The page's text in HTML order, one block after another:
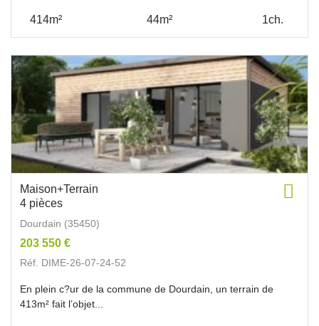
414m² 44m² 1ch.
Maison+Terrain
4 pièces
Dourdain (35450)
203 550 €
Réf. DIME-26-07-24-52
En plein c?ur de la commune de Dourdain, un terrain de
413m² fait l’objet...